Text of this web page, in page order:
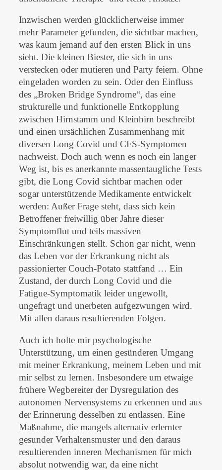
Inzwischen werden glücklicherweise immer
mehr Parameter gefunden, die sichtbar machen,
was kaum jemand auf den ersten Blick in uns
sieht. Die kleinen Biester, die sich in uns
verstecken oder mutieren und Party feiern. Ohne
eingeladen worden zu sein. Oder den Einfluss
des „Broken Bridge Syndrome“, das eine
strukturelle und funktionelle Entkopplung
zwischen Hirnstamm und Kleinhirn beschreibt
und einen ursächlichen Zusammenhang mit
diversen Long Covid und CFS-Symptomen
nachweist. Doch auch wenn es noch ein langer
Weg ist, bis es anerkannte massentaugliche Tests
gibt, die Long Covid sichtbar machen oder
sogar unterstützende Medikamente entwickelt
werden: Außer Frage steht, dass sich kein
Betroffener freiwillig über Jahre dieser
Symptomflut und teils massiven
Einschränkungen stellt. Schon gar nicht, wenn
das Leben vor der Erkrankung nicht als
passionierter Couch-Potato stattfand … Ein
Zustand, der durch Long Covid und die
Fatigue-Symptomatik leider ungewollt,
ungefragt und unerbeten aufgezwungen wird.
Mit allen daraus resultierenden Folgen.
Auch ich holte mir psychologische
Unterstützung, um einen gesünderen Umgang
mit meiner Erkrankung, meinem Leben und mit
mir selbst zu lernen. Insbesondere um etwaige
frühere Wegbereiter der Dysregulation des
autonomen Nervensystems zu erkennen und aus
der Erinnerung desselben zu entlassen. Eine
Maßnahme, die mangels alternativ erlernter
gesunder Verhaltensmuster und den daraus
resultierenden inneren Mechanismen für mich
absolut notwendig war, da eine nicht